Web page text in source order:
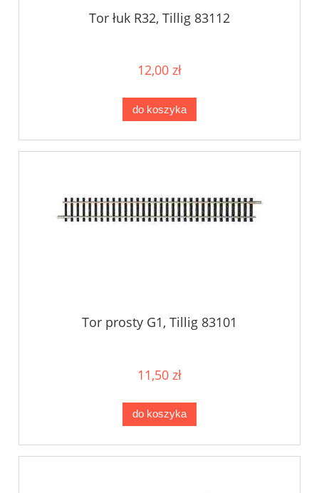
Tor łuk R32, Tillig 83112
12,00 zł
do koszyka
Tor prosty G1, Tillig 83101
11,50 zł
do koszyka